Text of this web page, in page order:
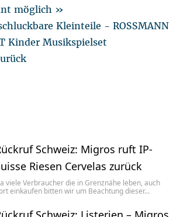
möglich »
Kleinteile - ROSSMANN
Kinder Musikspielset
Schweiz: Migros ruft IP-
Riesen Cervelas zurück
viele Verbraucher die in Grenznähe leben, auch
einkaufen bitten wir um Beachtung dieser…